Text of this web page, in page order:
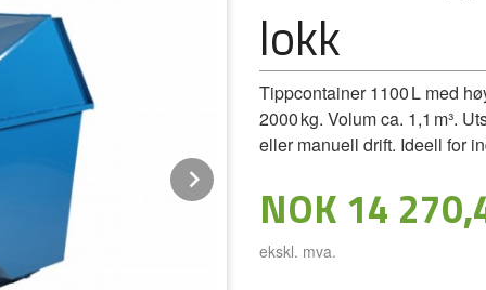
lokk
Tippcontainer 1100 L med
2000 kg. Volum ca. 1,1 m³.
eller manuell drift. Ideell for
Pris
NOK 14
ekskl. mva.